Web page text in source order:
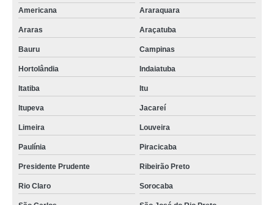
Americana
Araraquara
Araras Araçatuba
Bauru Campinas
Hortolândia Indaiatuba
Itatiba Itu
Itupeva Jacareí
Limeira Louveira
Paulínia Piracicaba
Presidente Prudente Ribeirão Preto
Rio Claro Sorocaba